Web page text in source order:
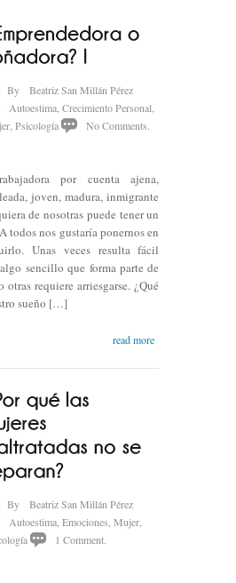
By Beatriz San Millán Pérez
Autoestima Crecimiento Personal
Psicología No Comments.
por cuenta ajena,
joven, madura, inmigrante
de nosotras puede tener un
todos nos gustaría ponernos en
Unas veces resulta fácil
sencillo que forma parte de
otras requiere arriesgarse. ¿Qué
sueño […]
read more
By Beatriz San Millán Pérez
Autoestima Emociones Mujer
1 Comment.